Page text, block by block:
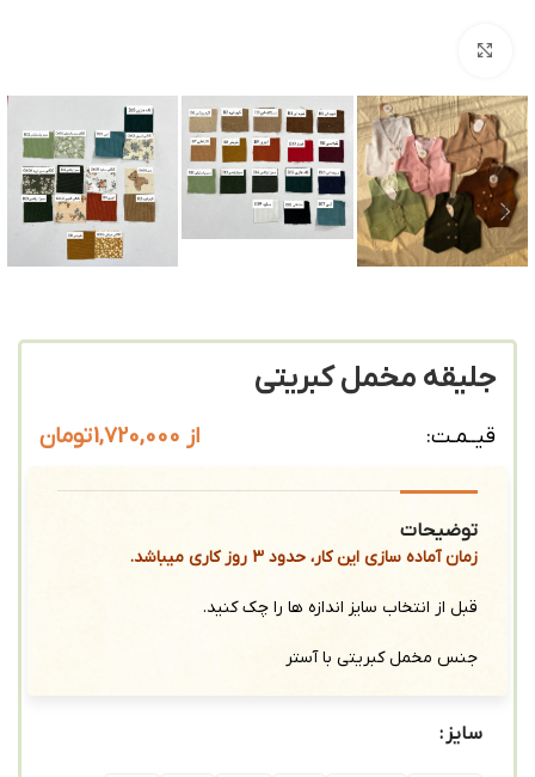
جلیقه مخمل کبریتی
قیــمـت: از 1,720,000تومان
توضیحات
زمان آماده سازی این کار، حدود 3 روز کاری میباشد.
قبل از انتخاب سایز اندازه ها را چک کنید.
جنس مخمل کبریتی با آستر
سایز